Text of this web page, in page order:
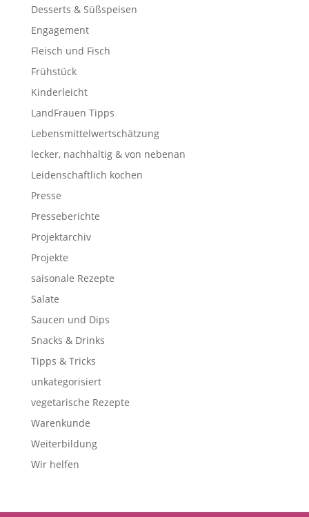
Desserts & Süßspeisen
Engagement
Fleisch und Fisch
Frühstück
Kinderleicht
LandFrauen Tipps
Lebensmittelwertschätzung
lecker, nachhaltig & von nebenan
Leidenschaftlich kochen
Presse
Presseberichte
Projektarchiv
Projekte
saisonale Rezepte
Salate
Saucen und Dips
Snacks & Drinks
Tipps & Tricks
unkategorisiert
vegetarische Rezepte
Warenkunde
Weiterbildung
Wir helfen